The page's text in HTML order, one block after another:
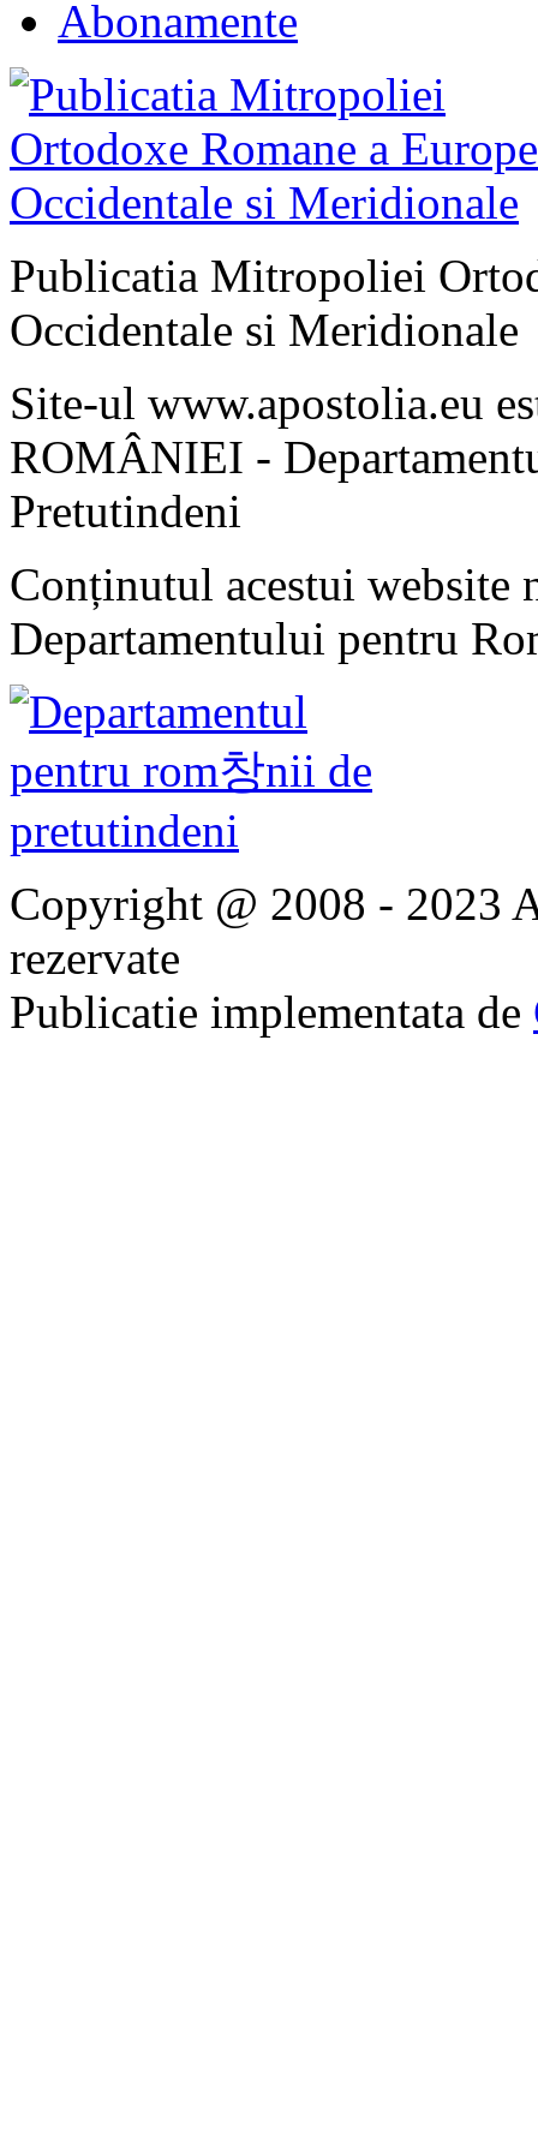
Abonamente
Publicatia Mitropoliei
Occidentale si Meridionale
Site-ul www.apostolia.eu
ROMÂNIEI -
Pretutindeni
Conținutul acestui website
Departamentului pentru
Copyright @ 2008 - 2023
rezervate
Publicatie implementata de